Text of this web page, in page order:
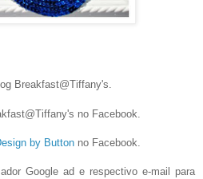
Breakfast@Tiffany's.
no Facebook.
by Button no Facebook.
Google ad e respectivo e-mail para